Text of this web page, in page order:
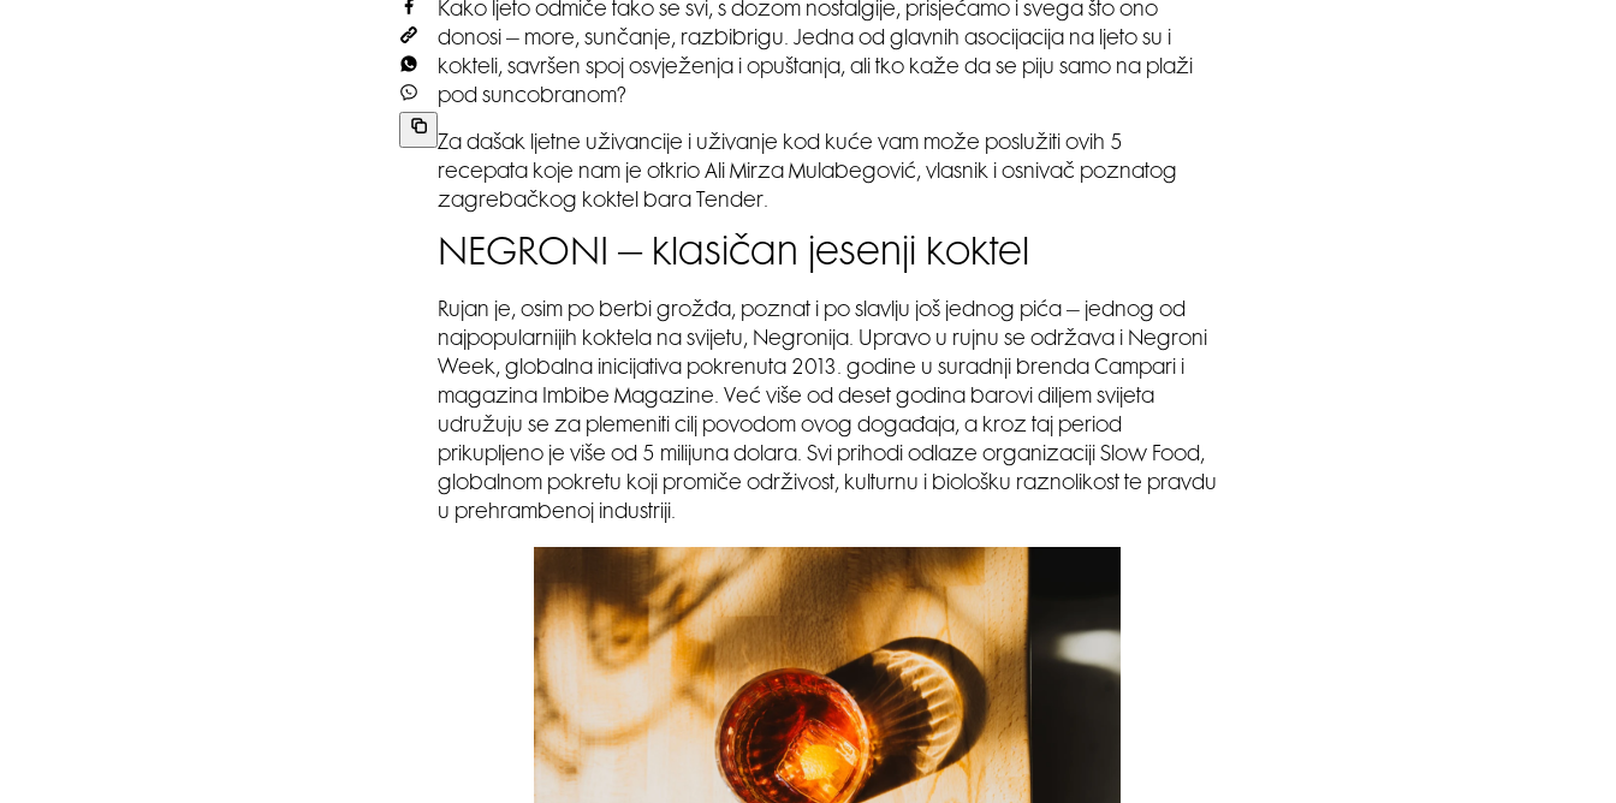
Kako ljeto odmiče tako se svi, s dozom nostalgije, prisjećamo i svega što ono
donosi – more, sunčanje, razbibrigu. Jedna od glavnih asocijacija na ljeto su i
kokteli, savršen spoj osvježenja i opuštanja, ali tko kaže da se piju samo na plaži
pod suncobranom?
Za dašak ljetne uživancije i uživanje kod kuće vam može poslužiti ovih 5
recepata koje nam je otkrio Ali Mirza Mulabegović, vlasnik i osnivač poznatog
zagrebačkog koktel bara Tender.
NEGRONI – klasičan jesenji koktel
Rujan je, osim po berbi grožđa, poznat i po slavlju još jednog pića – jednog od
najpopularnijih koktela na svijetu, Negronija. Upravo u rujnu se održava i Negroni
Week, globalna inicijativa pokrenuta 2013. godine u suradnji brenda Campari i
magazina Imbibe Magazine. Već više od deset godina barovi diljem svijeta
udružuju se za plemeniti cilj povodom ovog događaja, a kroz taj period
prikupljeno je više od 5 milijuna dolara. Svi prihodi odlaze organizaciji Slow Food,
globalnom pokretu koji promiče održivost, kulturnu i biološku raznolikost te pravdu
u prehrambenoj industriji.